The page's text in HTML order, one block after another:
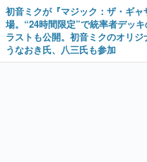
初音ミクが『マジック：ザ・ギ
場。“24時間限定”で統率者デッ
ラストも公開。初音ミクのオリ
うなおき氏、八三氏も参加